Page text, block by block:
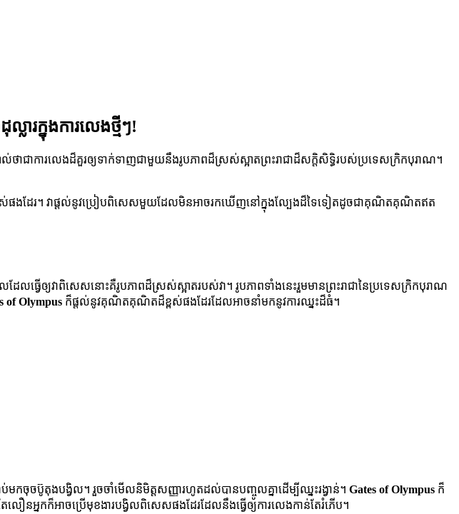
រ​ក្នុង​ការ​លេង​ថ្មី​ៗ​!
ាជាការលេងដ៏គួរឲ្យទាក់ទាញជាមួយនឹងរូបភាពដ៏ស្រស់ស្អាតព្រះរាជាដ៏សក្តិសិទ្ធិរបស់ប្រទេសក្រិកបុរាណ។
ចាស់ផងដែរ។ វាផ្តល់នូវប្រៀបពិសេសមួយដែលមិនអាចរកឃើញនៅក្នុងល្បែងដ៏ទៃទៀតដូចជាគុណិតគុណិតឥត
ើឲ្យវាពិសេសនោះគឺរូបភាពដ៏ស្រស់ស្អាតរបស់វា។ រូបភាពទាំងនេះរួមមានព្រះរាជានៃប្រទេសក្រិកបុរាណ
of Olympus ក៏ផ្តល់នូវគុណិតគុណិតដ៏ខ្ពស់ផងដែរដែលអាចនាំមកនូវការឈ្នះដ៏ធំ។
កចុចប៊ូតុងបង្វិល។ រួចចាំមើលនិមិត្តសញ្ញារហូតដល់បានបញ្ចូលគ្នាដើម្បីឈ្នះរង្វាន់។ Gates of Olympus ក៏
នកក៏អាចប្រើមុខងារបង្វិលពិសេសផងដែរដែលនឹងធ្វើឲ្យការលេងកាន់តែរំភើប។